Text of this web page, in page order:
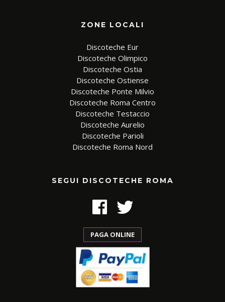
ZONE LOCALI
Discoteche Eur
Discoteche Olimpico
Discoteche Ostia
Discoteche Ostiense
Discoteche Ponte Milvio
Discoteche Roma Centro
Discoteche Testaccio
Discoteche Aurelio
Discoteche Parioli
Discoteche Roma Nord
SEGUI DISCOTECHE ROMA
PAGA ONLINE